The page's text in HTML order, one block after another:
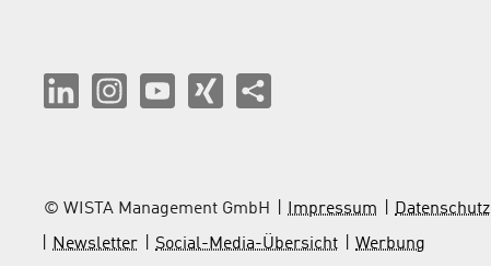
© WISTA Management GmbH Impressum Datenschutz
Newsletter
Social-Media-Übersicht Werbung